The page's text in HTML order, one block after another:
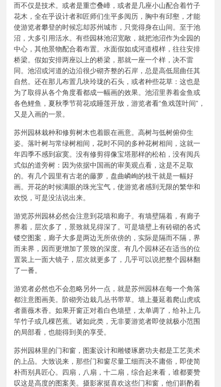
而不仅是技术。或者是重峦叠嶂，或者是几座小山配合着竹子
花木，全在乎设计者和匠师们生平多阅历，胸中有邱壑，才能
使游览者攀登的时候忘却苏州城市，只觉得身在山间。至于池
沼，大多引用活水。有些园林池沼宽敞，就把池沼作为全园的
中心，其他景物配合着布置。水面假如成河道模样，往往安排
桥梁。假如安排两座以上的桥梁，那就一座一个样，决不雷
同。池沼或河道的边沿很少砌齐整的石岸，总是高低屈曲任其
自然。还在那儿布置几块玲珑的石头，或者种些花草：这也是
为了取得从各个角度看都成一幅画的效果。池沼里养着金鱼或
各色鲤鱼，夏秋季节荷花或睡莲开放，游览者看“鱼戏莲叶间”，
又是入画的一景。
苏州园林栽种和修剪树木也着眼在画意。高树与低树俯仰生
姿。落叶树与常绿树相间，花时不同的多种花树相间，这就一
年四季不感到寂寞。没有修剪得像宝塔那样的松柏，没有阅兵
式似的道旁树：因为依据中国画的审美观点看，这是不足取
的。有几个园里有古老的藤萝，盘曲嶙峋的枝干就是一幅好
画。开花的时候满眼的珠光宝气，使游览者感到无限的繁华和
欢悦，可是没法说出来。
游览苏州园林必然会注意到花墙和廊子。有墙壁隔着，有廊子
界着，层次多了，景致就见得深了。可是墙壁上有砖砌的各式
镂空图案，廊子大多是两边无所依傍的，实际是隔而不隔，界
而未界，因而更增加了景致的深度。有几个园林还在适当的位
置装上一面大镜子，层次就更多了，几乎可以说把整个园林翻
了一番。
游览者必然也不会忽略另外一点，就是苏州园林在每一个角落
都注意图画美。阶砌旁边栽几丛书带草。墙上蔓延着爬山虎或
者蔷薇木香。如果开窗正对着白色墙壁，太单调了，给补上几
竿竹子或几棵芭蕉。诸如此类，无非要游览者即使就极小范围
的局部看，也能得到美的享受。
苏州园林里的门和窗，图案设计和雕镂琢磨功夫都是工艺美术
的上品。大致说来，那些门和窗尽量工细而决不庸俗，即使简
朴而别具匠心。四扇，八扇，十二扇，综合起来看，谁都要赞
叹这是高度的图案美。摄影家挺喜欢这些门和窗，他们斟酌着